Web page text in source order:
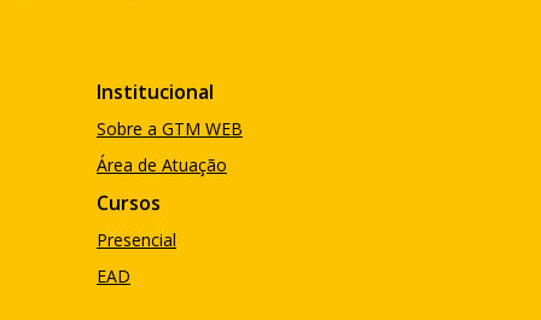
Institucional
Sobre a GTM WEB
Área de Atuação
Cursos
Presencial
EAD